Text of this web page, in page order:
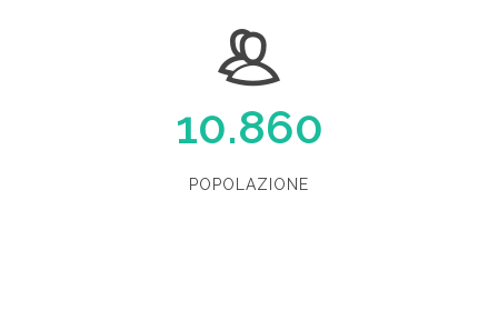
10.860
POPOLAZIONE